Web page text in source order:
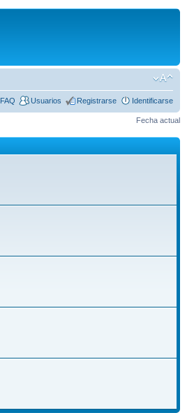
FAQ Usuarios Registrarse Identificarse
Fecha actual